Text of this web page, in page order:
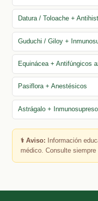
Datura / Toloache +
Guduchi / Giloy +
Equinácea + Antifúngicos
Pasiflora + Anestésicos
Astrágalo +
⚕️ Aviso: Información
médico. Consulte siempre